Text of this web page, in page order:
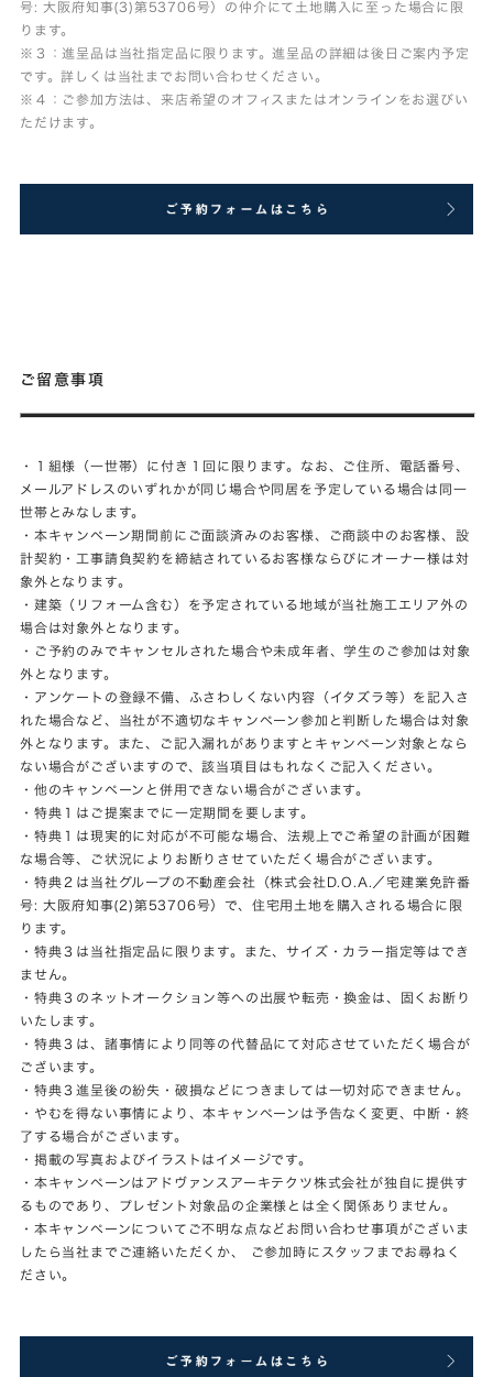
号: 大阪府知事(3)第53706号）の仲介にて土地購入に至った場合に限
ります。
※３：進呈品は当社指定品に限ります。進呈品の詳細は後日ご案内予定
です。詳しくは当社までお問い合わせください。
※４：ご参加方法は、来店希望のオフィスまたはオンラインをお選びい
ただけます。
ご留意事項
・１組様（一世帯）に付き１回に限ります。なお、ご住所、電話番号、
メールアドレスのいずれかが同じ場合や同居を予定している場合は同一
世帯とみなします。
・本キャンペーン期間前にご面談済みのお客様、ご商談中のお客様、設
計契約・工事請負契約を締結されているお客様ならびにオーナー様は対
象外となります。
・建築（リフォーム含む）を予定されている地域が当社施工エリア外の
場合は対象外となります。
・ご予約のみでキャンセルされた場合や未成年者、学生のご参加は対象
外となります。
・アンケートの登録不備、ふさわしくない内容（イタズラ等）を記入さ
れた場合など、当社が不適切なキャンペーン参加と判断した場合は対象
外となります。また、ご記入漏れがありますとキャンペーン対象となら
ない場合がございますので、該当項目はもれなくご記入ください。
・他のキャンペーンと併用できない場合がございます。
・特典１はご提案までに一定期間を要します。
・特典１は現実的に対応が不可能な場合、法規上でご希望の計画が困難
な場合等、ご状況によりお断りさせていただく場合がございます。
・特典２は当社グループの不動産会社（株式会社D.O.A.／宅建業免許番
号: 大阪府知事(2)第53706号）で、住宅用土地を購入される場合に限
ります。
・特典３は当社指定品に限ります。また、サイズ・カラー指定等はでき
ません。
・特典３のネットオークション等への出展や転売・換金は、固くお断り
いたします。
・特典３は、諸事情により同等の代替品にて対応させていただく場合が
ございます。
・特典３進呈後の紛失・破損などにつきましては一切対応できません。
・やむを得ない事情により、本キャンペーンは予告なく変更、中断・終
了する場合がございます。
・掲載の写真およびイラストはイメージです。
・本キャンペーンはアドヴァンスアーキテクツ株式会社が独自に提供す
るものであり、プレゼント対象品の企業様とは全く関係ありません。
・本キャンペーンについてご不明な点などお問い合わせ事項がございま
したら当社までご連絡いただくか、 ご参加時にスタッフまでお尋ねく
ださい。